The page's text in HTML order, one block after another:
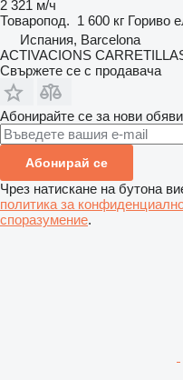
2 321 м/ч
Товаропод. 1 600 кг Гориво
Испания, Barcelona
ACTIVACIONS
Свържете се с продавача
Абонирайте се за нови
Абонирай се
Чрез натискане на бутона
политика за
споразумение.